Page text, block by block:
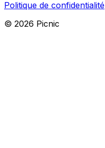
Politique de confidentialité
© 2026 Picnic